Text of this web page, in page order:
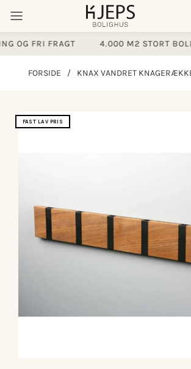
indhold
OG FRI FRAGT 4.000 M2 STORT
FORSIDE / KNAX VANDRET
FAST LAV PRIS
til